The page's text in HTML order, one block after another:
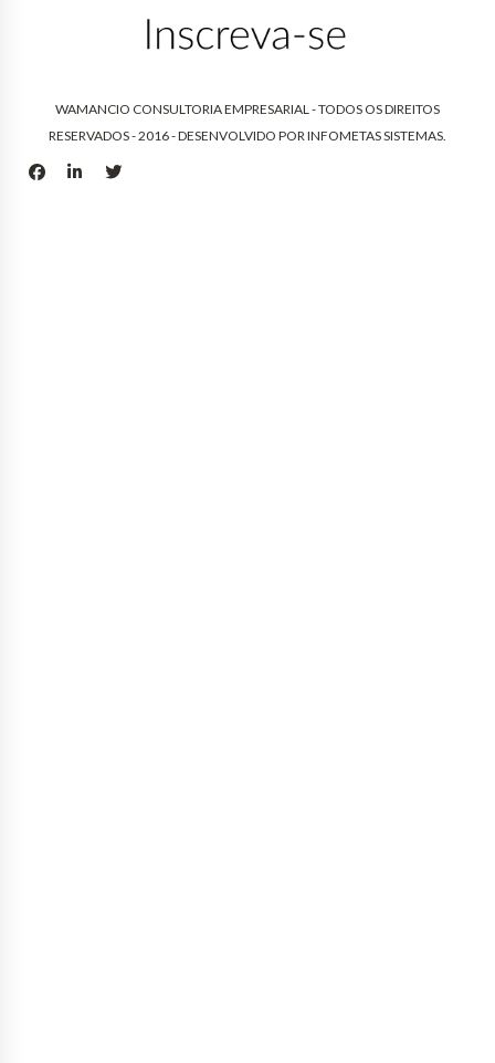
WAMANCIO CONSULTORIA EMPRESARIAL - TODOS OS DIREITOS
RESERVADOS - 2016 - DESENVOLVIDO PORINFOMETAS SISTEMAS.